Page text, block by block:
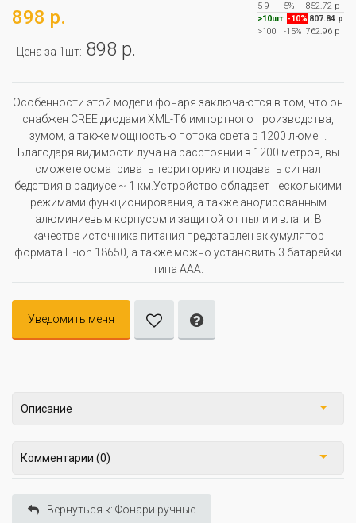
898 р.
Цена за 1шт: 898 р.
5-9
-5%
852.72 р
>10шт -10% 807.84 р
>100
-15% 762.96 р
Особенности этой модели фонаря заключаются в том, что он
снабжен CREE диодами XML-T6 импортного производства,
зумом, а также мощностью потока света в 1200 люмен.
Благодаря видимости луча на расстоянии в 1200 метров, вы
сможете осматривать территорию и подавать сигнал
бедствия в радиусе ~ 1 км.Устройство обладает несколькими
режимами функционирования, а также анодированным
алюминиевым корпусом и защитой от пыли и влаги. В
качестве источника питания представлен аккумулятор
формата Li-ion 18650, а также можно установить 3 батарейки
типа ААА.
Уведомить меня
Описание
Комментарии (0)
Вернуться к: Фонари ручные